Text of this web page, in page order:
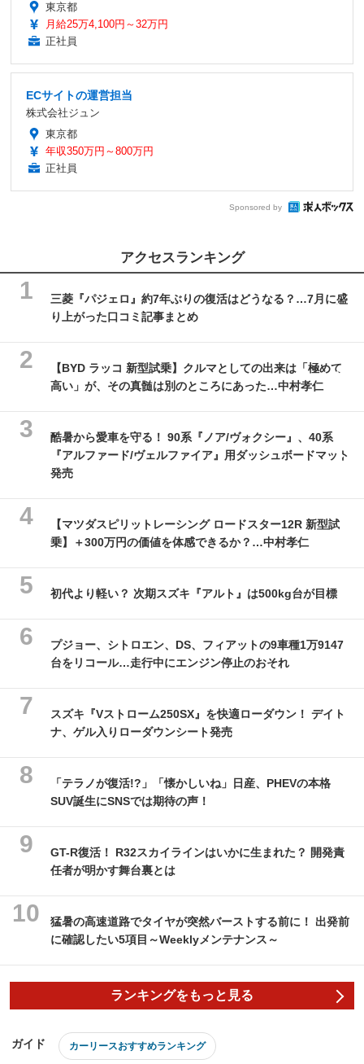
東京都
月給25万4,100円～32万円
正社員
ECサイトの運営担当
株式会社ジュン
東京都
年収350万円～800万円
正社員
Sponsored by
アクセスランキング
三菱『パジェロ』約7年ぶりの復活はどうなる？…7月に盛
り上がった口コミ記事まとめ
【BYD ラッコ 新型試乗】クルマとしての出来は「極めて
高い」が、その真髄は別のところにあった…中村孝仁
酷暑から愛車を守る！ 90系『ノア/ヴォクシー』、40系
『アルファード/ヴェルファイア』用ダッシュボードマット
発売
【マツダスピリットレーシング ロードスター12R 新型試
乗】＋300万円の価値を体感できるか？…中村孝仁
初代より軽い？ 次期スズキ『アルト』は500kg台が目標
プジョー、シトロエン、DS、フィアットの9車種1万9147
台をリコール…走行中にエンジン停止のおそれ
スズキ『Vストローム250SX』を快適ローダウン！ デイト
ナ、ゲル入りローダウンシート発売
「テラノが復活!?」「懐かしいね」日産、PHEVの本格
SUV誕生にSNSでは期待の声！
GT-R復活！ R32スカイラインはいかに生まれた？ 開発責
任者が明かす舞台裏とは
猛暑の高速道路でタイヤが突然バーストする前に！ 出発前
に確認したい5項目～Weeklyメンテナンス～
ランキングをもっと見る
ガイド カーリースおすすめランキング